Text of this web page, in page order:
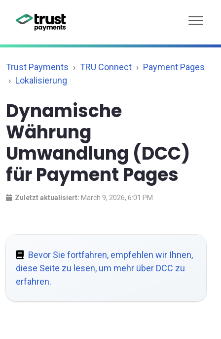
Trust Payments TRU Connect
Payment Pages
Lokalisierung
Dynamische
Währung
Umwandlung (DCC)
für Payment Pages
Zuletzt aktualisiert: March 9, 2026, 6:01 PM
Bevor Sie fortfahren, empfehlen wir Ihnen,
diese Seite zu lesen, um mehr über DCC zu
erfahren.